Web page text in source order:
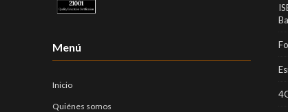
Menú
Inicio
Quiénes somos